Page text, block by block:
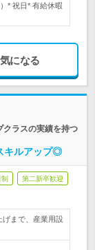
* 祝日* 有給休暇
気になる
クラスの実績を持つ
キルアップ◎
第二新卒歓迎
げまで、産業用設